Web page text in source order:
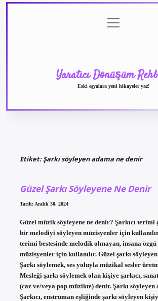
menüyü
aç
Yaratıcı Dönüşüm
Eski eşyalara yeni hikayeler yaz!
Etiket:Şarkı söyleyen adama ne denir
Güzel Şarkı Söyleyene Ne Denir
Tarih: Aralık 30, 2024
Güzel müzik söyleyene ne denir? Şarkıcı
bir melodiyi söyleyen müzisyenler için
terimi bestesinde melodik olmayan, insana
müzisyenler için kullanılır. Güzel şarkı
Şarkı söylemek, ses yoluyla müzikal sesler
Mesleği şarkı söylemek olan kişiye şarkıcı,
(caz ve/veya pop müzikte) denir. Şarkı söyleyen
Şarkıcı, enstrüman eşliğinde şarkı söyleyen